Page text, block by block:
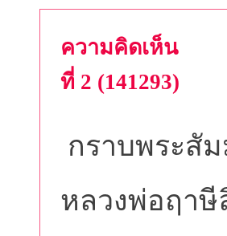
ความคิดเห็น
ที่ 2 (141293)
กราบพระสั
หลวงพ่อฤาษี